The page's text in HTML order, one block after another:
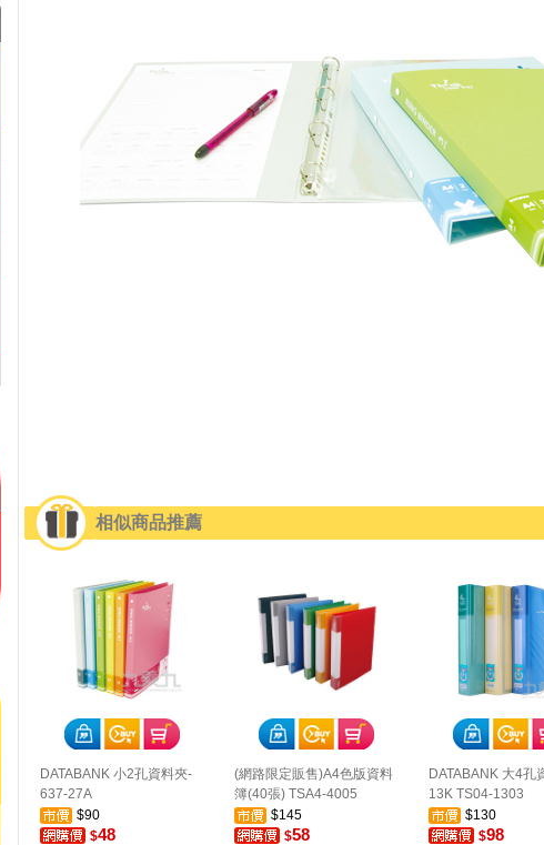
相似商品推薦
DATABANK 小2孔資料夾-
637-27A
$90
$48
(網路限定販售)A4色版資料
簿(40張) TSA4-4005
$145
$58
DATABANK 大4孔
13K TS04-1303
$130
$98